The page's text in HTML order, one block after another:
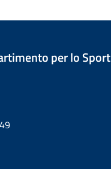
per lo Sport